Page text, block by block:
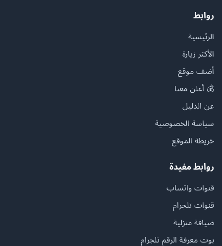
روابط
الرئيسية
الأكثر زيارة
أضف موقع
💰 أعلن معنا
عن الدليل
سياسة الخصوصية
خريطة الموقع
روابط مفيدة
قنوات واتساب
قنوات تلجرام
ضيافة منزلية
بوت معرفة الرقم تلجرام